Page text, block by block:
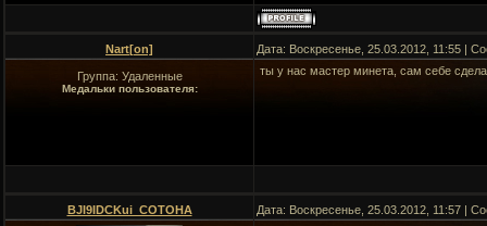
Nart[on] Дата: Воскресенье, 25.03.2012, 11:55 |
Группа: Удаленные
Медальки пользователя:
ты у нас мастер минета, сам себе
BJI9IDCKui_COTOHA Дата: Воскресенье, 25.03.2012, 11:57 |